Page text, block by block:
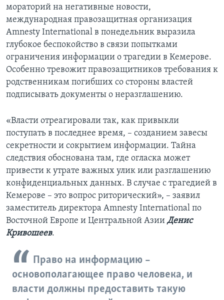
мораторий на негативные новости,
международная правозащитная организация
Amnesty International в понедельник выразила
глубокое беспокойство в связи попытками
ограничения информации о трагедии в Кемерове.
Особенно тревожит правозащитников требования к
родственникам погибших со стороны властей
подписывать документы о неразглашению.
«Власти отреагировали так, как привыкли
поступать в последнее время, – созданием завесы
секретности и сокрытием информации. Тайна
следствия обоснована там, где огласка может
привести к утрате важных улик или разглашению
конфиденциальных данных. В случае с трагедией в
Кемерове – это вопрос риторический», – заявил
заместитель директора Amnesty International по
Восточной Европе и Центральной Азии Денис
Кривошеев.
Право на информацию –
основополагающее право человека, и
власти должны предоставить такую